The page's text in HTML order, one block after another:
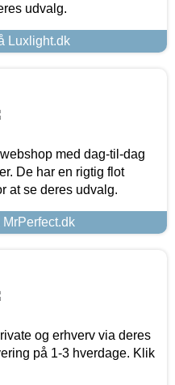
udvalg.
Luxlight.dk
med dag-til-dag
De har en rigtig flot
at se deres udvalg.
og erhverv via deres
på 1-3 hverdage. Klik